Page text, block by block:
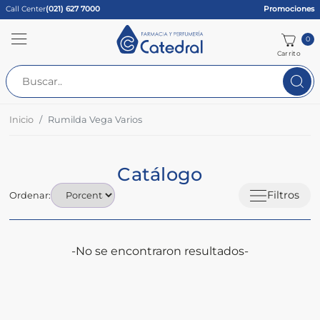
Call Center(021) 627 7000 Promociones
Carrito
0
Inicio Rumilda Vega Varios
Catálogo
Filtros
Ordenar:
-No se encontraron resultados-